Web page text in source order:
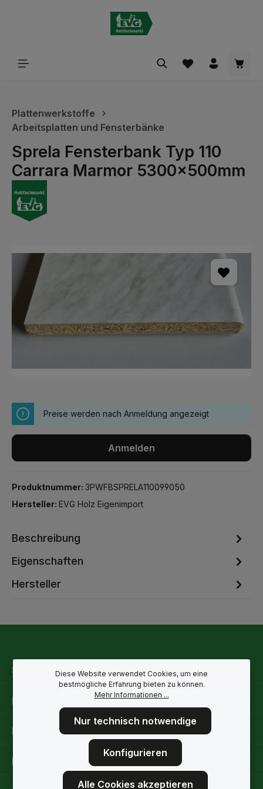
Plattenwerkstoffe
Arbeitsplatten und Fensterbänke
Sprela Fensterbank Typ 110
Carrara Marmor 5300x500mm
Preise werden nach Anmeldung angezeigt
Anmelden
Produktnummer: 3PWFBSPRELA110099050
Hersteller: EVG Holz Eigenimport
Beschreibung
Eigenschaften
Hersteller
Service-Hotline
Rechtliche Hinweise
Informationen
Folge uns
Diese Website verwendet Cookies, um eine
bestmögliche Erfahrung bieten zu können.
Mehr Informationen ...
Nur technisch notwendige
Konfigurieren
Alle Cookies akzeptieren